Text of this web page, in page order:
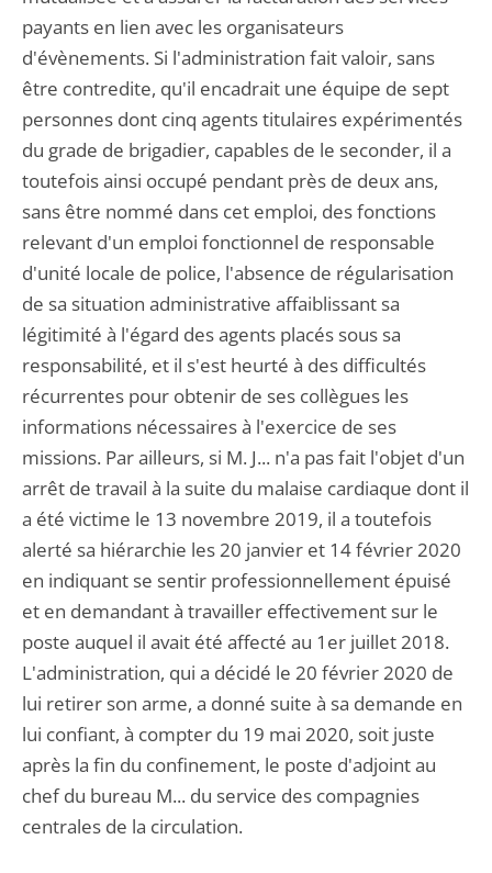
payants en lien avec les organisateurs
d'évènements. Si l'administration fait valoir, sans
être contredite, qu'il encadrait une équipe de sept
personnes dont cinq agents titulaires expérimentés
du grade de brigadier, capables de le seconder, il a
toutefois ainsi occupé pendant près de deux ans,
sans être nommé dans cet emploi, des fonctions
relevant d'un emploi fonctionnel de responsable
d'unité locale de police, l'absence de régularisation
de sa situation administrative affaiblissant sa
légitimité à l'égard des agents placés sous sa
responsabilité, et il s'est heurté à des difficultés
récurrentes pour obtenir de ses collègues les
informations nécessaires à l'exercice de ses
missions. Par ailleurs, si M. J... n'a pas fait l'objet d'un
arrêt de travail à la suite du malaise cardiaque dont il
a été victime le 13 novembre 2019, il a toutefois
alerté sa hiérarchie les 20 janvier et 14 février 2020
en indiquant se sentir professionnellement épuisé
et en demandant à travailler effectivement sur le
poste auquel il avait été affecté au 1er juillet 2018.
L'administration, qui a décidé le 20 février 2020 de
lui retirer son arme, a donné suite à sa demande en
lui confiant, à compter du 19 mai 2020, soit juste
après la fin du confinement, le poste d'adjoint au
chef du bureau M... du service des compagnies
centrales de la circulation.